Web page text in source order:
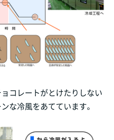
コレートがとけたりしない
な冷風をあてています。